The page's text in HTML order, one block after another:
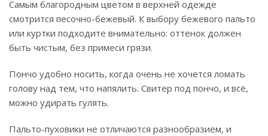
Самым благородным цветом в верхней одежде
смотрится песочно-бежевый. К выбору бежевого пальто
или куртки подходите внимательно: оттенок должен
быть чистым, без примеси грязи.
Пончо удобно носить, когда очень не хочется ломать
голову над тем, что напялить. Свитер под пончо, и всё,
можно удирать гулять.
Пальто-пуховики не отличаются разнообразием, и